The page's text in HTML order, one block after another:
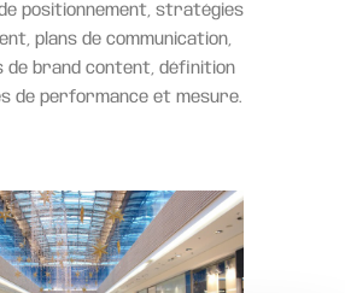
positionnement, stratégies
plans de communication,
brand content, définition
de performance et mesure.